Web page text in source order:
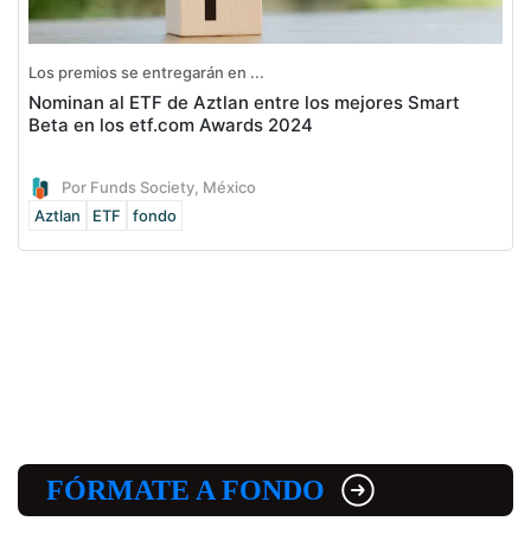
Los premios se entregarán en ...
Nominan al ETF de Aztlan entre los mejores Smart
Beta en los etf.com Awards 2024
Por Funds Society, México
Aztlan
ETF fondo
FÓRMATE A FONDO